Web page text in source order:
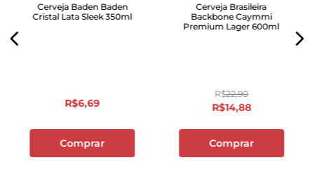
Cerveja Baden Baden
Cristal Lata Sleek 350ml
R$6,69
Comprar
Cerveja Brasileira
Backbone Caymmi
Premium Lager 600ml
R$22,90
R$14,88
Comprar